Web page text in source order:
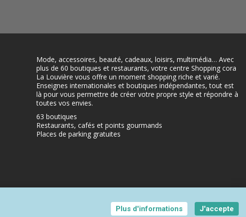
Mode, accessoires, beauté, cadeaux, loisirs, multimédia… Avec
plus de 60 boutiques et restaurants, votre centre Shopping cora
La Louvière vous offre un moment shopping riche et varié.
Enseignes internationales et boutiques indépendantes, tout est
là pour vous permettre de créer votre propre style et répondre à
toutes vos envies.
63 boutiques
Restaurants, cafés et points gourmands
Places de parking gratuites
Plus d'informations J'accepte